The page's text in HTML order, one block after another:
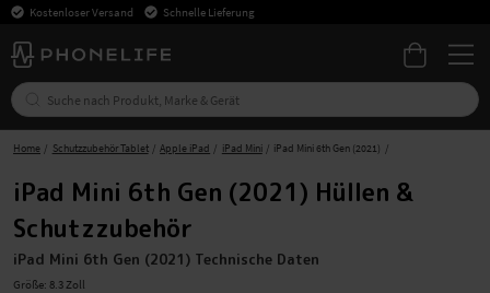
Kostenloser Versand Schnelle Lieferung
Home Schutzzubehör Tablet Apple iPad iPad Mini iPad Mini 6th Gen (2021)
iPad Mini 6th Gen (2021) Hüllen &
Schutzzubehör
iPad Mini 6th Gen (2021) Technische Daten
Größe: 8.3 Zoll